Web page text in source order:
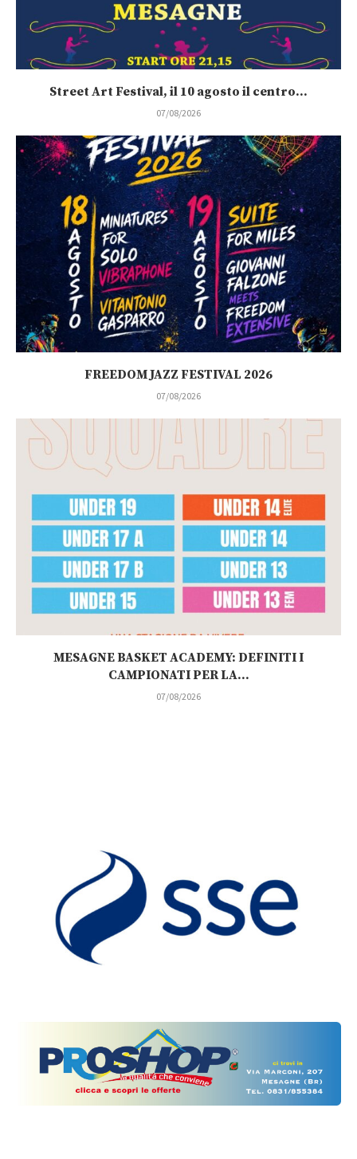
Street Art Festival, il 10 agosto il centro...
07/08/2026
FREEDOM JAZZ FESTIVAL 2026
07/08/2026
MESAGNE BASKET ACADEMY: DEFINITI I
CAMPIONATI PER LA...
07/08/2026